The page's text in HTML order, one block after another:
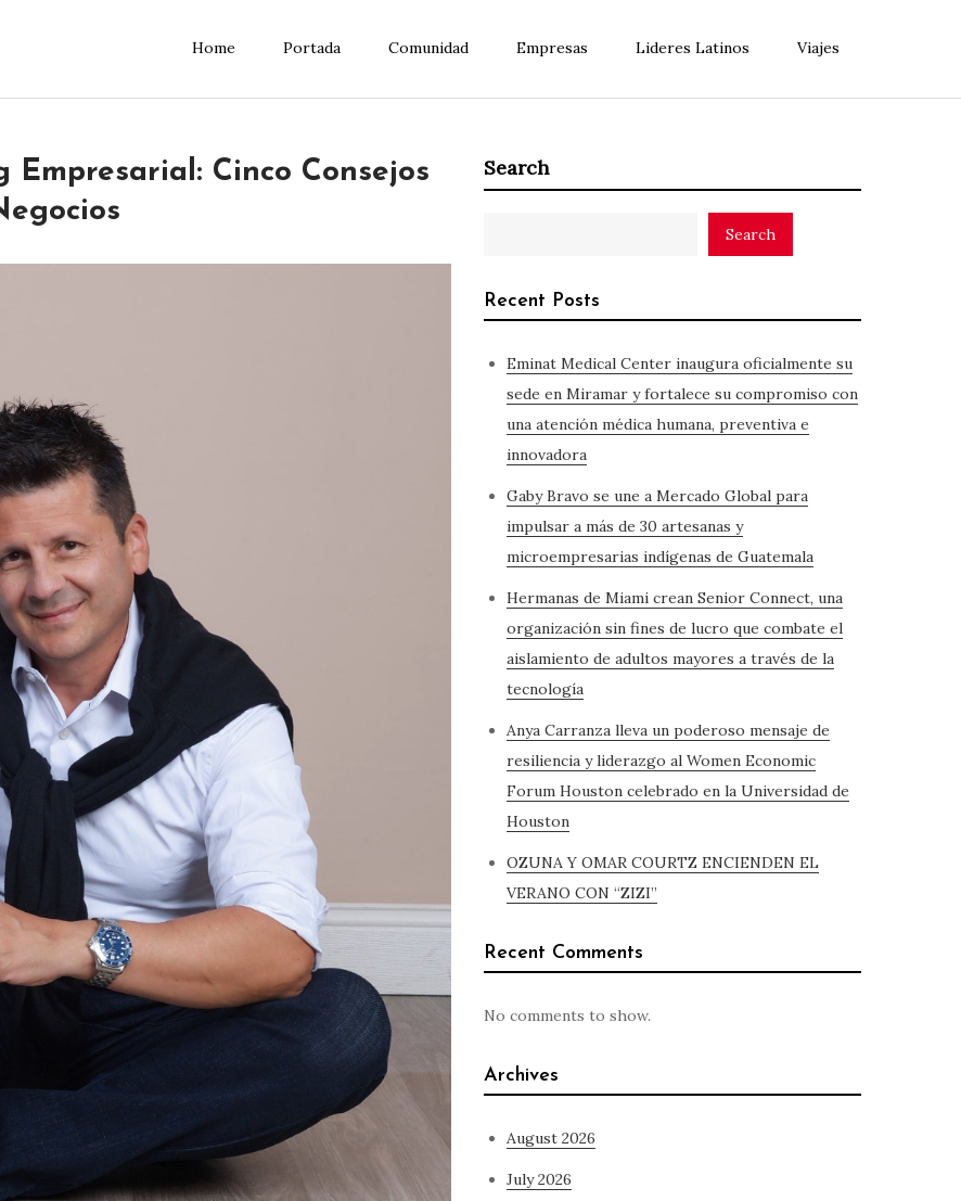
Home Portada Comunidad Empresas Lideres Latinos Viajes
Cinco Consejos
Search
Search
Recent Posts
Eminat Medical Center inaugura oficialmente su
sede en Miramar y fortalece su compromiso con
una atención médica humana, preventiva e
innovadora
Gaby Bravo se une a Mercado Global para
impulsar a más de 30 artesanas y
microempresarias indígenas de Guatemala
Hermanas de Miami crean Senior Connect, una
organización sin fines de lucro que combate el
aislamiento de adultos mayores a través de la
tecnología
Anya Carranza lleva un poderoso mensaje de
resiliencia y liderazgo al Women Economic
Forum Houston celebrado en la Universidad de
Houston
OZUNA Y OMAR COURTZ ENCIENDEN EL
VERANO CON “ZIZI”
Recent Comments
No comments to show.
Archives
August 2026
July 2026